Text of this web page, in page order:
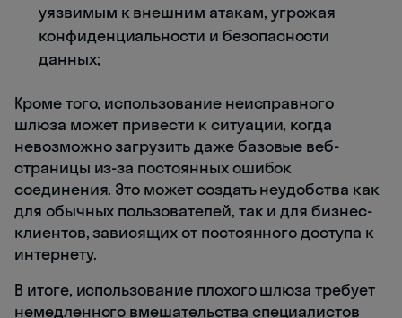
уязвимым к внешним атакам, угрожая
конфиденциальности и безопасности
данных;
Кроме того, использование неисправного
шлюза может привести к ситуации, когда
невозможно загрузить даже базовые веб-
страницы из-за постоянных ошибок
соединения. Это может создать неудобства как
для обычных пользователей, так и для бизнес-
клиентов, зависящих от постоянного доступа к
интернету.
В итоге, использование плохого шлюза требует
немедленного вмешательства специалистов